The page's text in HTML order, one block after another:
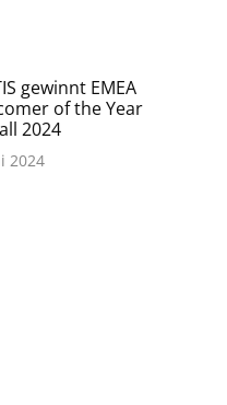
gewinnt EMEA
of the Year
2024
2024